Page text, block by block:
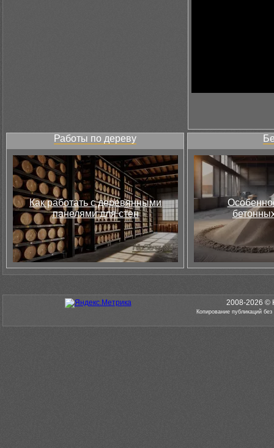
Работы по дереву
Как работать с деревянными
панелями для стен
2008-2026 ©
Копирование публикаций